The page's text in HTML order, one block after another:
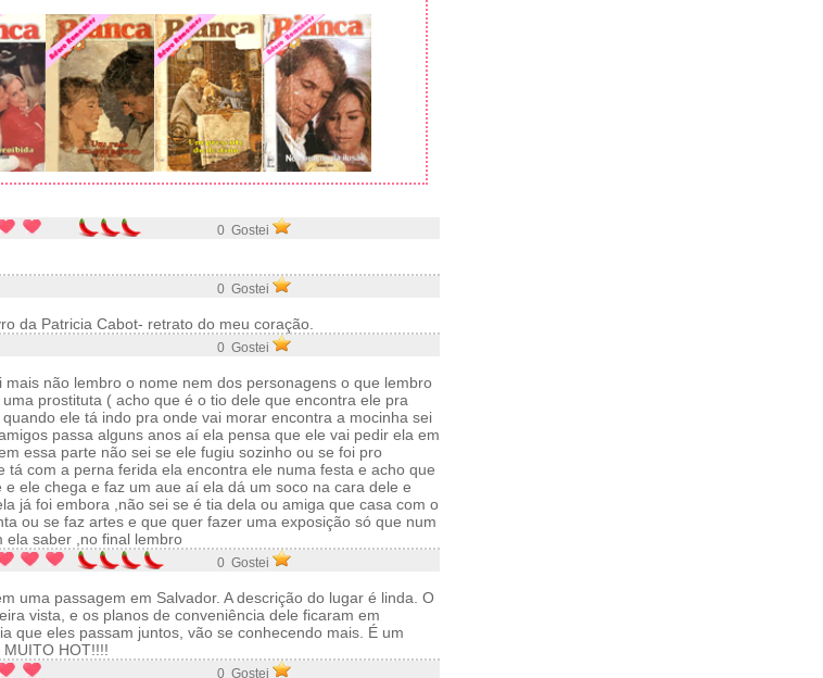
0 Gostei
0 Gostei
da Patricia Cabot- retrato do meu coração.
0 Gostei
não lembro o nome nem dos personagens o que lembro
prostituta ( acho que é o tio dele que encontra ele pra
ele tá indo pra onde vai morar encontra a mocinha sei
passa alguns anos aí ela pensa que ele vai pedir ela em
essa parte não sei se ele fugiu sozinho ou se foi pro
tá com a perna ferida ela encontra ele numa festa e acho que
ele chega e faz um aue aí ela dá um soco na cara dele e
já foi embora ,não sei se é tia dela ou amiga que casa com o
ou se faz artes e que quer fazer uma exposição só que num
ela saber ,no final lembro
0 Gostei
uma passagem em Salvador. A descrição do lugar é linda. O
vista, e os planos de conveniência dele ficaram em
que eles passam juntos, vão se conhecendo mais. É um
HOT!!!!
0 Gostei